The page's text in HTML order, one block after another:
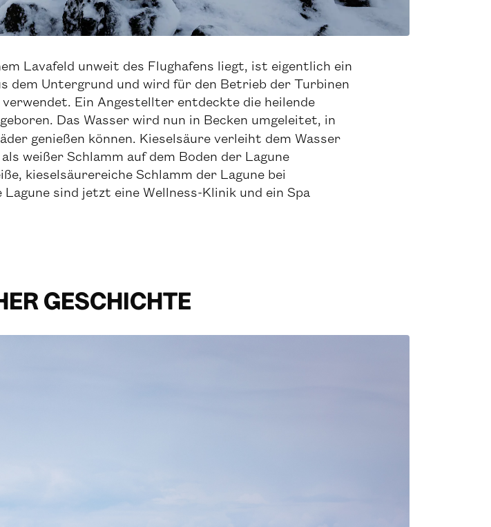
Lavafeld unweit des Flughafens liegt, ist eigentlich ein
dem Untergrund und wird für den Betrieb der Turbinen
Ein Angestellter entdeckte die heilende
Das Wasser wird nun in Becken umgeleitet, in
genießen können. Kieselsäure verleiht dem Wasser
weißer Schlamm auf dem Boden der Lagune
kieselsäurereiche Schlamm der Lagune bei
sind jetzt eine Wellness-Klinik und ein Spa
GESCHICHTE